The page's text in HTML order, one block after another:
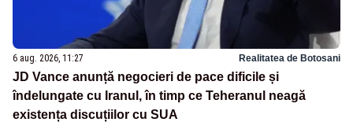
6 aug. 2026, 11:27 Realitatea de Botosani
JD Vance anunță negocieri de pace dificile și
îndelungate cu Iranul, în timp ce Teheranul neagă
existența discuțiilor cu SUA